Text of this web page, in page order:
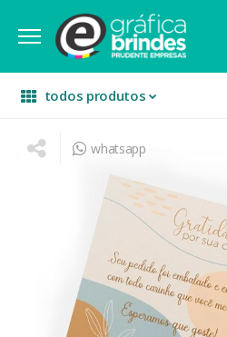
todos produtos
escritório
festa
decoração
whatsapp